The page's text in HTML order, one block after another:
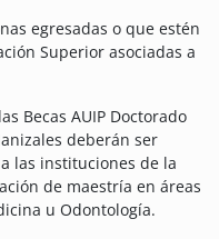
egresadas o que estén
Superior asociadas a
Becas AUIP Doctorado
deberán ser
las instituciones de la
de maestría en áreas
u Odontología.